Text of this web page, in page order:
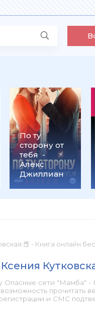
По ту
сторону от
тебя -
Алекс
Джиллиан
📕 - Книга онлайн
Опасные сети "Мамба" -
прочитать
и СМС